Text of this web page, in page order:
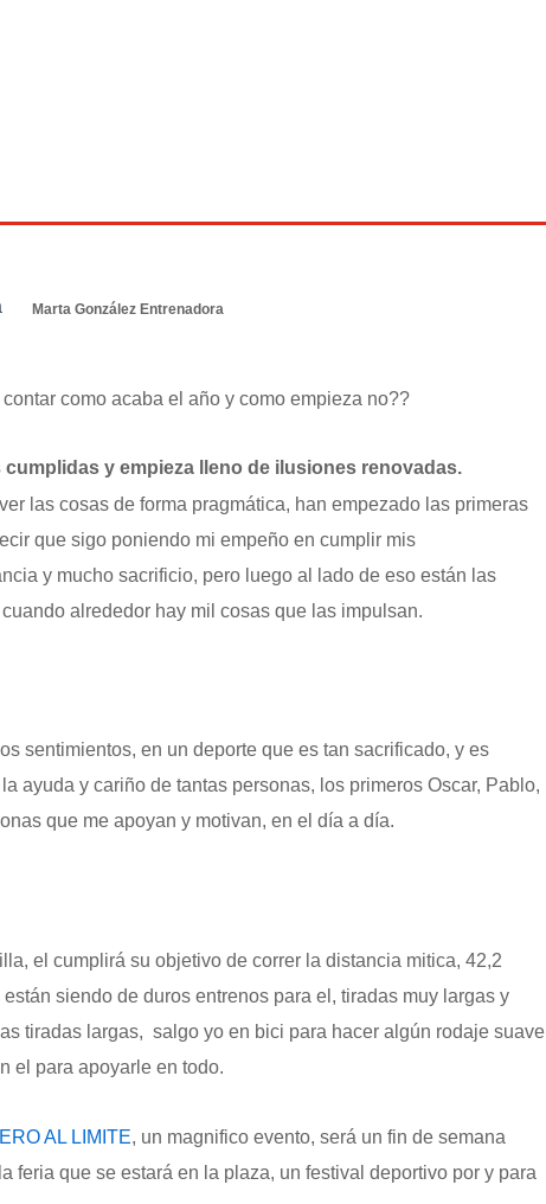
Marta González Entrenadora
como acaba el año y como empieza no??
y empieza lleno de ilusiones renovadas.
las cosas de forma pragmática, han empezado las primeras
que sigo poniendo mi empeño en cumplir mis
y mucho sacrificio, pero luego al lado de eso están las
alrededor hay mil cosas que las impulsan.
sentimientos, en un deporte que es tan sacrificado, y es
ayuda y cariño de tantas personas, los primeros Oscar, Pablo,
que me apoyan y motivan, en el día a día.
el cumplirá su objetivo de correr la distancia mitica, 42,2
siendo de duros entrenos para el, tiradas muy largas y
tiradas largas, salgo yo en bici para hacer algún rodaje suave
el para apoyarle en todo.
AL LIMITE, un magnifico evento, será un fin de semana
feria que se estará en la plaza, un festival deportivo por y para